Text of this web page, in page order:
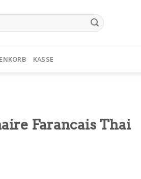
KASSE
Farancais Thai